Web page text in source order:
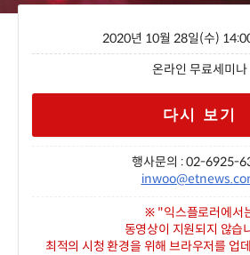
2020년 10월 28일(수)
온라인 무료세미나
다시 보기
행사문의 : 02-6925-
※ "익스플로러에서
동영상이 지원되지 않습
최적의 시청 환경을 위해 브라우저를 업